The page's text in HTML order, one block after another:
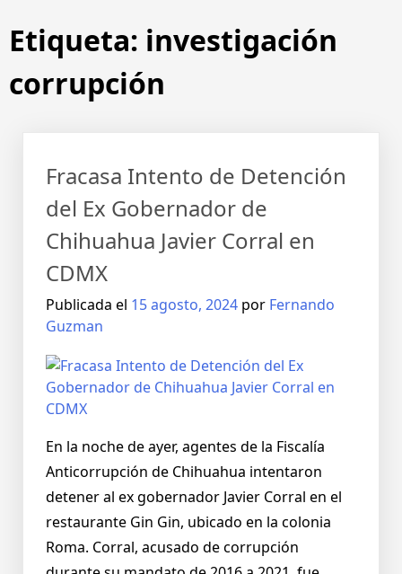
Etiqueta: investigación
corrupción
Fracasa Intento de Detención
del Ex Gobernador de
Chihuahua Javier Corral en
CDMX
Publicada el 15 agosto, 2024 por Fernando
Guzman
En la noche de ayer, agentes de la Fiscalía
Anticorrupción de Chihuahua intentaron
detener al ex gobernador Javier Corral en el
restaurante Gin Gin, ubicado en la colonia
Roma. Corral, acusado de corrupción